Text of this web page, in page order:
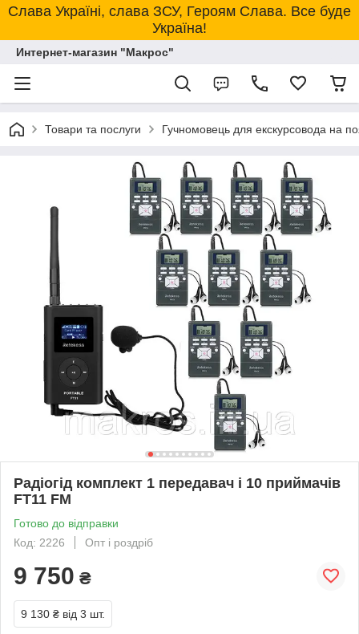
Слава Україні, слава ЗСУ, Героям Слава. Все буде
Україна!
Интернет-магазин "Макрос"
Товари та послуги Гучномовець для екскурсовода на
Радіогід комплект 1 передавач і 10 приймачів
FT11 FM
Готово до відправки
Код: 2226
Опт і роздріб
9 750 ₴
9 130 ₴ від 3 шт.